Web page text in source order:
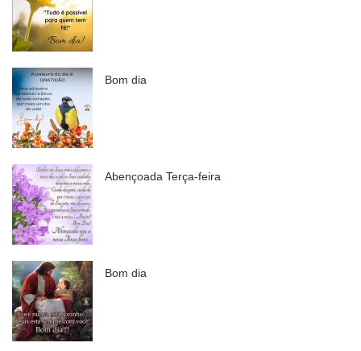
Bom dia
Abençoada Terça-feira
Bom dia